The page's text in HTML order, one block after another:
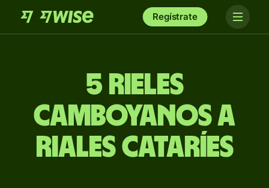
Regístrate
5 rieles
camboyanos a
riales cataríes